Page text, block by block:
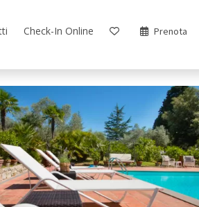
Check-In Online Prenota